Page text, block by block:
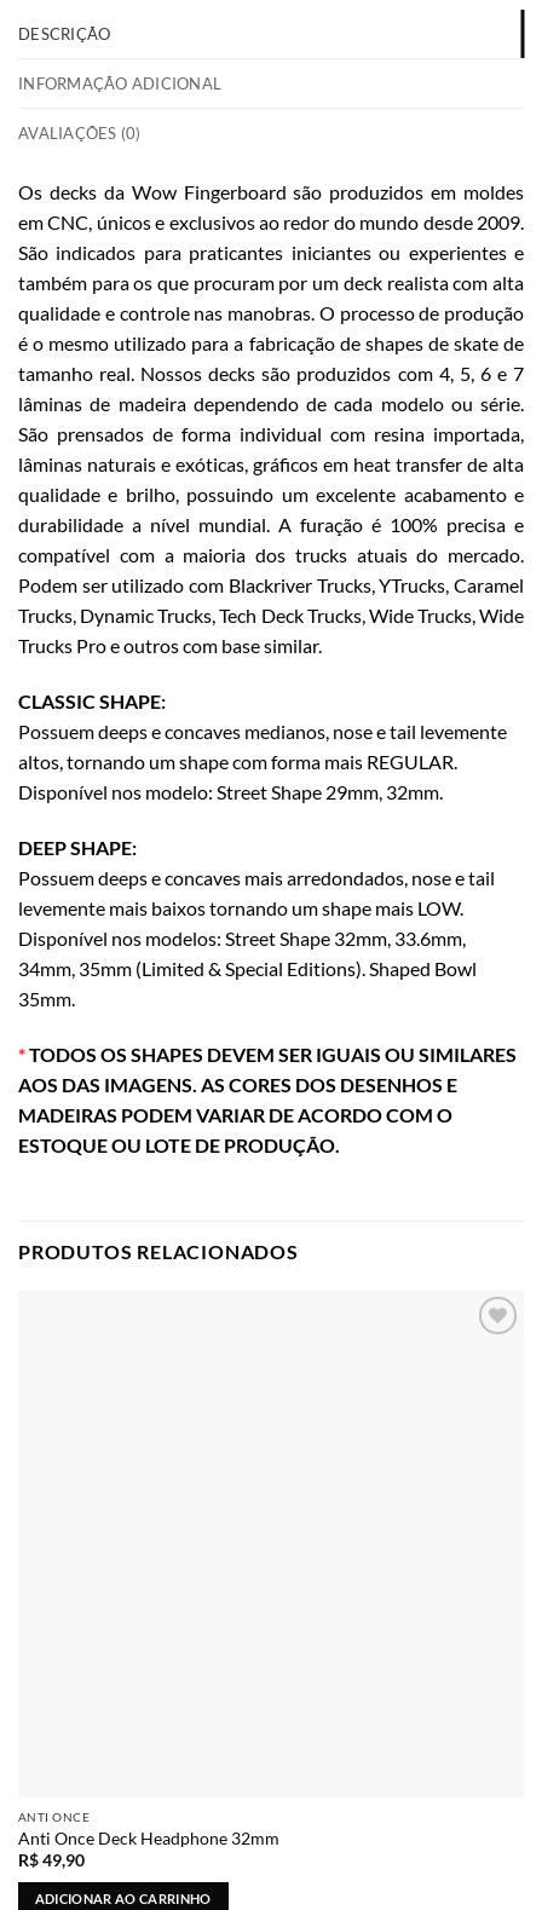
DESCRIÇÃO
INFORMAÇÃO ADICIONAL
AVALIAÇÕES (0)
Os decks da Wow Fingerboard são produzidos em moldes
em CNC, únicos e exclusivos ao redor do mundo desde 2009.
São indicados para praticantes iniciantes ou experientes e
também para os que procuram por um deck realista com alta
qualidade e controle nas manobras. O processo de produção
é o mesmo utilizado para a fabricação de shapes de skate de
tamanho real. Nossos decks são produzidos com 4, 5, 6 e 7
lâminas de madeira dependendo de cada modelo ou série.
São prensados de forma individual com resina importada,
lâminas naturais e exóticas, gráficos em heat transfer de alta
qualidade e brilho, possuindo um excelente acabamento e
durabilidade a nível mundial. A furação é 100% precisa e
compatível com a maioria dos trucks atuais do mercado.
Podem ser utilizado com Blackriver Trucks, YTrucks, Caramel
Trucks, Dynamic Trucks, Tech Deck Trucks, Wide Trucks, Wide
Trucks Pro e outros com base similar.
CLASSIC SHAPE:
Possuem deeps e concaves medianos, nose e tail levemente
altos, tornando um shape com forma mais REGULAR.
Disponível nos modelo: Street Shape 29mm, 32mm.
DEEP SHAPE:
Possuem deeps e concaves mais arredondados, nose e tail
levemente mais baixos tornando um shape mais LOW.
Disponível nos modelos: Street Shape 32mm, 33.6mm,
34mm, 35mm (Limited & Special Editions). Shaped Bowl
35mm.
*TODOS OS SHAPES DEVEM SER IGUAIS OU SIMILARES
AOS DAS IMAGENS. AS CORES DOS DESENHOS E
MADEIRAS PODEM VARIAR DE ACORDO COM O
ESTOQUE OU LOTE DE PRODUÇÃO.
PRODUTOS RELACIONADOS
ANTI ONCE
Anti Once Deck Headphone 32mm
R$49,90
ADICIONAR AO CARRINHO